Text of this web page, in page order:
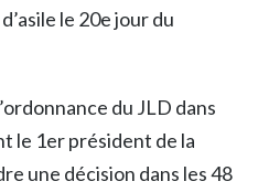
le 20e jour du
du JLD dans
le 1er président de la
une décision dans les 48